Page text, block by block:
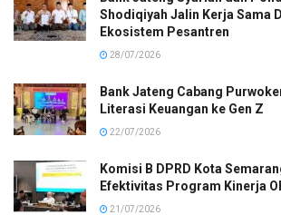
Shodiqiyah Jalin Kerja Sama
Ekosistem Pesantren
28/07/2026
Bank Jateng Cabang
Literasi Keuangan ke Gen Z
22/07/2026
Komisi B DPRD Kota
Efektivitas Program Kinerja
21/07/2026